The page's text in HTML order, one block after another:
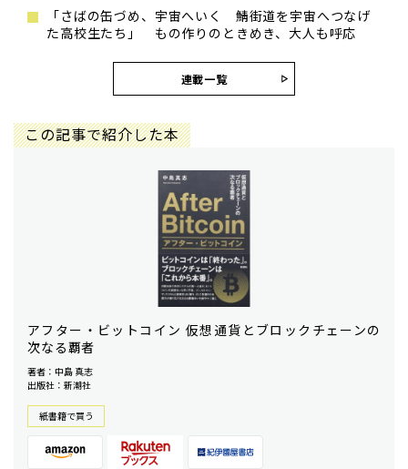
「さばの缶づめ、宇宙へいく 鯖街道を宇宙へつなげ
た高校生たち」 もの作りのときめき、大人も呼応
連載一覧
この記事で紹介した本
アフター・ビットコイン 仮想通貨とブロックチェーンの
次なる覇者
著者：中島 真志
出版社：新潮社
紙書籍で買う